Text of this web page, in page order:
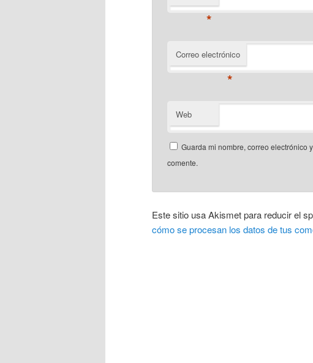
*
Correo electrónico
*
Web
Guarda mi nombre, correo electrónico
comente.
Este sitio usa Akismet para reducir el
cómo se procesan los datos de tus